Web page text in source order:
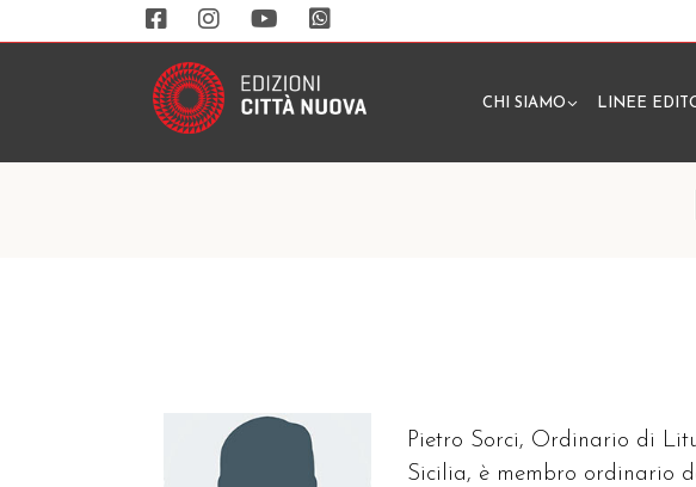
CHI SIAMO LINEE
Pietro Sorci, Ordinario di
Sicilia, è membro ordinario